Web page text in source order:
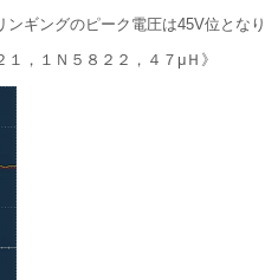
ンギングのピーク電圧は45V位とな
１，１Ｎ５８２２，４７μＨ》